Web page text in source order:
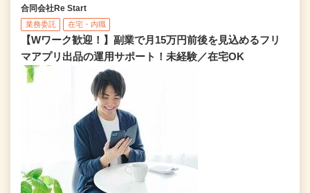
合同会社Re Start
業務委託 在宅・内職
【Wワーク歓迎！】副業で月15万円前後を見込めるフリ
マアプリ出品の運用サポート！未経験／在宅OK